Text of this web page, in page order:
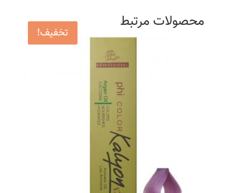
محصولات مرتبط
تخفیف!